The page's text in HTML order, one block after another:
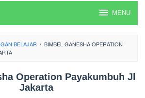
MENU
BELAJAR / BIMBEL GANESHA OPERATION
Operation Payakumbuh Jl
Jakarta